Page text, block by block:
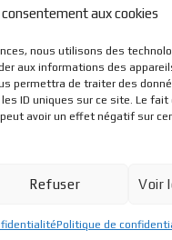
consentement aux cookies
nous utilisons des
aux informations des
permettra de traiter des
ID uniques sur ce site. Le
avoir un effet négatif sur
Refuser Voir
Politique de